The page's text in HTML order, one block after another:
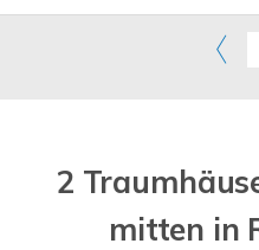
2
mitten in